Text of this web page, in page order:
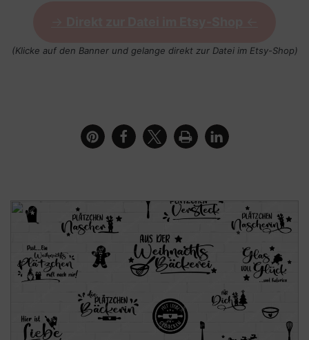
(Klicke auf den Banner und gelange direkt zur Datei im Etsy-Shop)